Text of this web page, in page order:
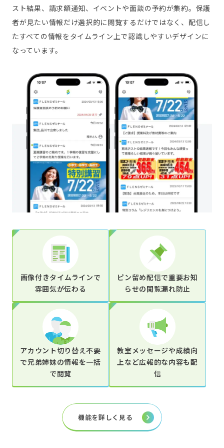
スト結果、請求額通知、イベントや面談の予約が集約。保護
者が見たい情報だけ選択的に閲覧するだけではなく、配信し
たすべての情報をタイムライン上で認識しやすいデザインに
なっています。
画像付きタイムラインで
雰囲気が伝わる
ピン留め配信で重要お知
らせの閲覧漏れ防止
アカウント切り替え不要
で兄弟姉妹の情報を一括
で閲覧
教室メッセージや成績向
上など広報的な内容も配
信
機能を詳しく見る